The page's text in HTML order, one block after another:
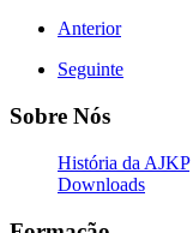
Anterior
Seguinte
Sobre Nós
História da AJKP
Downloads